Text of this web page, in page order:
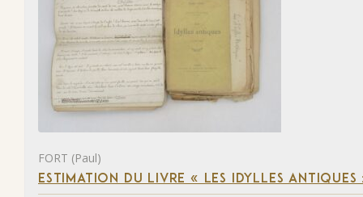
FORT (Paul)
ESTIMATION DU LIVRE « LES IDYLLES